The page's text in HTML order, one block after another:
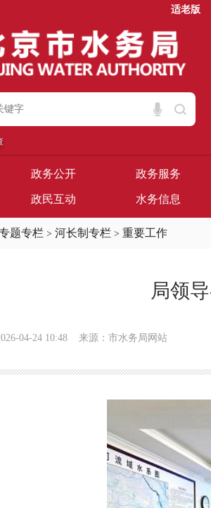
适老版
政务公开 政务服务
政民互动 水务信息
题专栏 > 河长制专栏 > 重要工作
局领
04-24 10:48 来源：市水务局网站